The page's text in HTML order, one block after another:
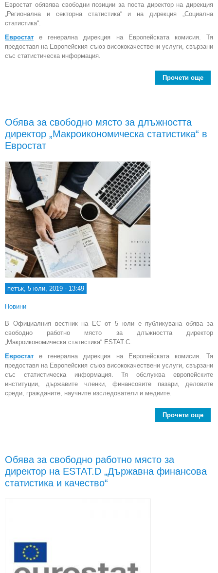
Евростат обявява свободни позиции за поста директор на дирекция
„Регионална и секторна статистика“ и на дирекция „Социална
статистика“.
Евростат е генерална дирекция на Европейската комисия. Тя
предоставя на Европейския съюз висококачествени услуги, свързани
със статистическа информация.
Прочети още
Обява за свободно място за длъжността
директор „Макроикономическа статистика“ в
Евростат
петък, 5 юли, 2019 - 13:49
Новини
В Официалния вестник на ЕС от 5 юли е публикувана обява за
свободно работно място за длъжността директор
„Макроикономическа статистика“ ESTAT.C.
Евростат е генерална дирекция на Европейската комисия. Тя
предоставя на Европейския съюз висококачествени услуги, свързани
със статистическа информация. Тя обслужва европейските
институции, държавите членки, финансовите пазари, деловите
среди, гражданите, научните изследователи и медиите.
Прочети още
Обява за свободно работно място за
директор на ESTAT.D „Държавна финансова
статистика и качество“